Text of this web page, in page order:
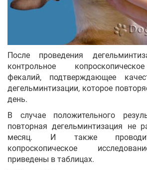
После проведения
контрольное
фекалий, подтверждающее
дегельминтизации, которое
день.
В случае положительного
повторная дегельминтизация не
месяц. И также
копроскопическое
приведены в таблицах.